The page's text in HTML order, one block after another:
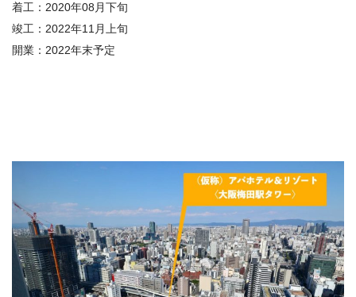
着工： 2020年08月下旬
竣工： 2022年11月上旬
開業： 2022年末予定